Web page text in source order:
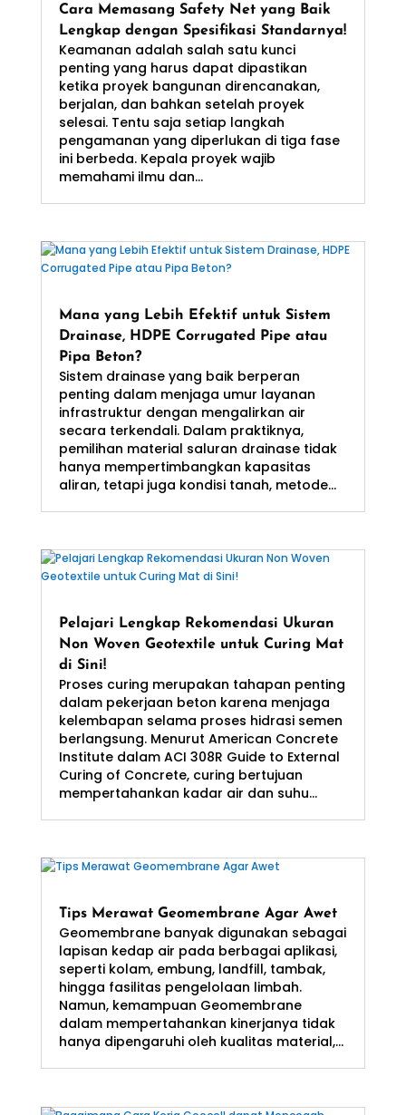
Cara Memasang Safety Net yang Baik
Lengkap dengan Spesifikasi Standarnya!
Keamanan adalah salah satu kunci
penting yang harus dapat dipastikan
ketika proyek bangunan direncanakan,
berjalan, dan bahkan setelah proyek
selesai. Tentu saja setiap langkah
pengamanan yang diperlukan di tiga fase
ini berbeda. Kepala proyek wajib
memahami ilmu dan...
Mana yang Lebih Efektif untuk Sistem
Drainase, HDPE Corrugated Pipe atau
Pipa Beton?
Sistem drainase yang baik berperan
penting dalam menjaga umur layanan
infrastruktur dengan mengalirkan air
secara terkendali. Dalam praktiknya,
pemilihan material saluran drainase tidak
hanya mempertimbangkan kapasitas
aliran, tetapi juga kondisi tanah, metode...
Pelajari Lengkap Rekomendasi Ukuran
Non Woven Geotextile untuk Curing Mat
di Sini!
Proses curing merupakan tahapan penting
dalam pekerjaan beton karena menjaga
kelembapan selama proses hidrasi semen
berlangsung. Menurut American Concrete
Institute dalam ACI 308R Guide to External
Curing of Concrete, curing bertujuan
mempertahankan kadar air dan suhu...
Tips Merawat Geomembrane Agar Awet
Geomembrane banyak digunakan sebagai
lapisan kedap air pada berbagai aplikasi,
seperti kolam, embung, landfill, tambak,
hingga fasilitas pengelolaan limbah.
Namun, kemampuan Geomembrane
dalam mempertahankan kinerjanya tidak
hanya dipengaruhi oleh kualitas material,...